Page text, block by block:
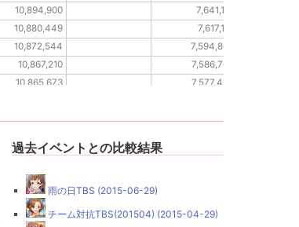
10,894,900
7,641,161
10,880,449
7,617,112
10,872,544
7,594,806
10,867,210
7,586,709
10,865,673
7,577,460
過去イベントとの比較結果
雨の日TBS (2015-06-29)
チーム対抗TBS(201504) (2015-04-29)